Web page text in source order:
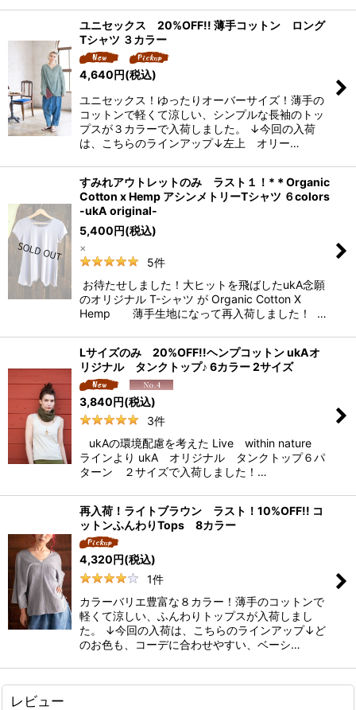
ユニセックス 20%OFF!! 薄手コットン ロング
Tシャツ ３カラー
4,640円(税込)
ユニセックス！ゆったりオーバーサイズ！薄手の
コットンで軽くて涼しい、シンプルな長袖のトッ
プスが３カラーで入荷しました。 ↓今回の入荷
は、こちらのラインアップ↓左上 オリー…
すみれアウトレットのみ ラスト１！*＊Organic
Cotton x Hemp アシンメトリーTシャツ ６colors
-ukA original-
5,400円(税込)
×
5件
お待たせしました！大ヒットを飛ばしたukA念願
のオリジナル T-シャツ が Organic Cotton X
Hemp 薄手生地になって再入荷しました！ …
Lサイズのみ 20%OFF!!ヘンプコットン ukAオ
リジナル タンクトップ♪ 6カラー 2サイズ
3,840円(税込)
3件
ukAの環境配慮を考えた Live within nature
ラインより ukA オリジナル タンクトップ６パ
ターン ２サイズで入荷しました！…
再入荷！ライトブラウン ラスト！10%OFF!! コ
ットンふんわりTops 8カラー
4,320円(税込)
1件
カラーバリエ豊富な８カラー！薄手のコットンで
軽くて涼しい、ふんわりトップスが入荷しまし
た。 ↓今回の入荷は、こちらのラインアップ↓ど
のお色も、コーデに合わせやすい、ベーシ…
レビュー